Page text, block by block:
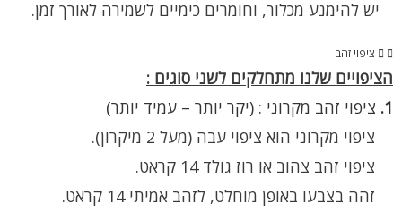
יש להימנע מכלור, וחומרים כימיים לשמירה לאורך זמן.
ציפוי זהב
הציפויים שלנו מתחלקים לשני סוגים :
1. ציפוי זהב מקרוני : (יקר יותר – עמיד יותר)
ציפוי מקרוני הוא ציפוי עבה (מעל 2 מיקרון).
ציפוי זהב צהוב או רוז גולד 14 קראט.
זהה בצבעו באופן מוחלט, לזהב אמיתי 14 קראט.